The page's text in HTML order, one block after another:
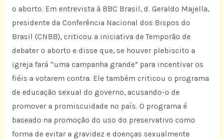
o aborto. Em entrevista à BBC Brasil, d. Geraldo Majella,
presidente da Conferência Nacional dos Bispos do
Brasil (CNBB), criticou a iniciativa de Temporão de
debater o aborto e disse que, se houver plebiscito a
igreja fará “uma campanha grande” para incentivar os
fiéis a votarem contra. Ele também criticou o programa
de educação sexual do governo, acusando-o de
promover a promiscuidade no país. O programa é
baseado na promoção do uso do preservativo como
forma de evitar a gravidez e doenças sexualmente